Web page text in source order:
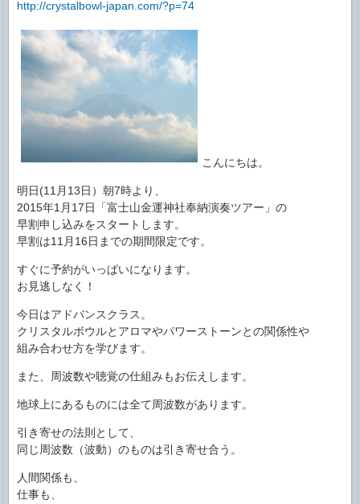
http://crystalbowl-japan.com/?p=74
こんにちは。
明日(11月13日）朝7時より、
2015年1月17日「富士山金運神社奉納演奏ツアー」の
早割申し込みをスタートします。
早割は11月16日までの期間限定です。
すぐに予約がいっぱいになります。
お見逃しなく！
今日はアドバンスクラス。
クリスタルボウルとアロマやパワーストーンとの関係性や
組み合わせ方を学びます。
また、周波数や聴覚の仕組みもお伝えします。
地球上にあるものには全て周波数があります。
引き寄せの法則として、
同じ周波数（波動）のものは引き寄せ合う。
人間関係も、
仕事も、